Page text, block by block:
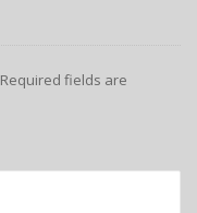
Required fields are